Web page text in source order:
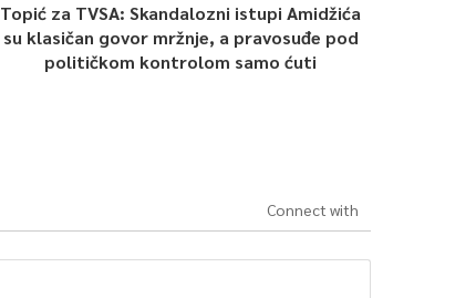
Topić za TVSA: Skandalozni istupi Amidžića
su klasičan govor mržnje, a pravosuđe pod
političkom kontrolom samo ćuti
Connect with